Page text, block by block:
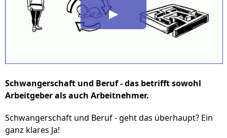
▶
Schwangerschaft und Beruf - das betrifft sowohl
Arbeitgeber als auch Arbeitnehmer.
Schwangerschaft und Beruf - geht das überhaupt? Ein
ganz klares Ja!